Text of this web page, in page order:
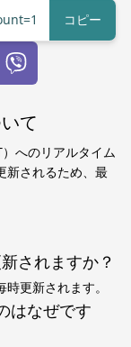
コピー
て
へのリアルタイム
新されるため、最
されますか？
更新されます。
はなぜです